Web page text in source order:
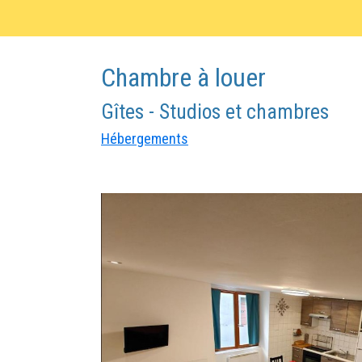
Chambre à louer
Gîtes - Studios et chambres
Hébergements